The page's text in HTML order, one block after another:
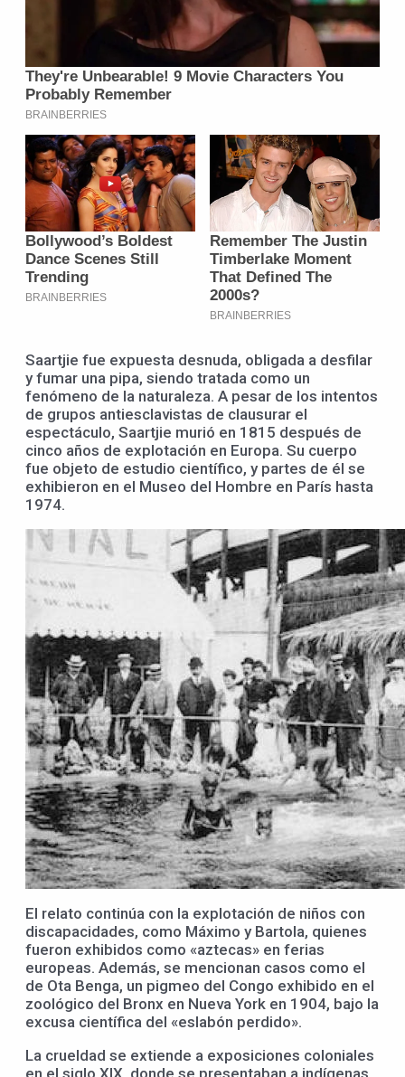
Saartjie fue expuesta desnuda, obligada a desfilar
y fumar una pipa, siendo tratada como un
fenómeno de la naturaleza. A pesar de los intentos
de grupos antiesclavistas de clausurar el
espectáculo, Saartjie murió en 1815 después de
cinco años de explotación en Europa. Su cuerpo
fue objeto de estudio científico, y partes de él se
exhibieron en el Museo del Hombre en París hasta
1974.
El relato continúa con la explotación de niños con
discapacidades, como Máximo y Bartola, quienes
fueron exhibidos como «aztecas» en ferias
europeas. Además, se mencionan casos como el
de Ota Benga, un pigmeo del Congo exhibido en el
zoológico del Bronx en Nueva York en 1904, bajo la
excusa científica del «eslabón perdido».
La crueldad se extiende a exposiciones coloniales
en el siglo XIX, donde se presentaban a indígenas